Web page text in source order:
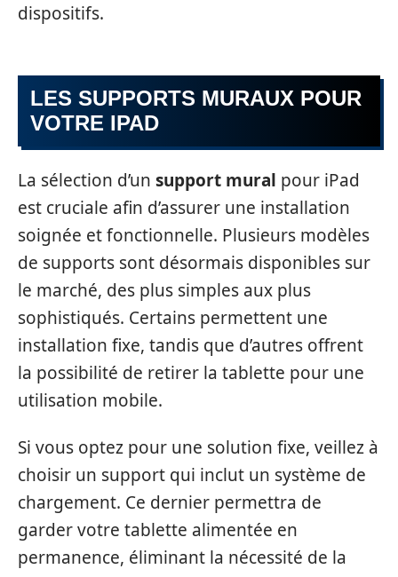
dispositifs.
LES SUPPORTS MURAUX POUR
VOTRE IPAD
La sélection d’un support mural pour iPad
est cruciale afin d’assurer une installation
soignée et fonctionnelle. Plusieurs modèles
de supports sont désormais disponibles sur
le marché, des plus simples aux plus
sophistiqués. Certains permettent une
installation fixe, tandis que d’autres offrent
la possibilité de retirer la tablette pour une
utilisation mobile.
Si vous optez pour une solution fixe, veillez à
choisir un support qui inclut un système de
chargement. Ce dernier permettra de
garder votre tablette alimentée en
permanence, éliminant la nécessité de la